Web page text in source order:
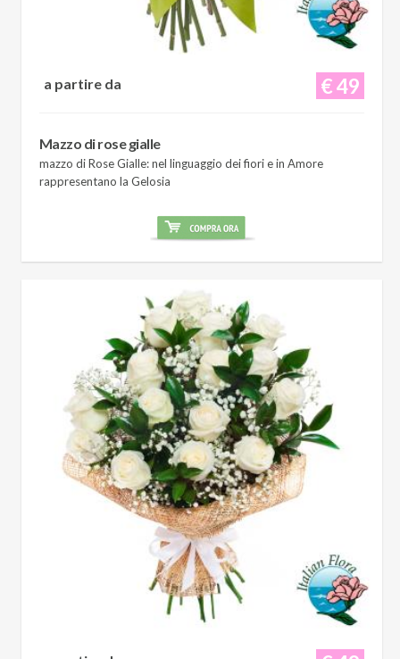
€ 49
a partire da
Mazzo di rose gialle
mazzo di Rose Gialle: nel linguaggio dei fiori e in Amore
rappresentano la Gelosia